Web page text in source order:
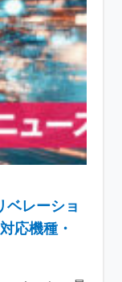
ベレーショ
応機種・